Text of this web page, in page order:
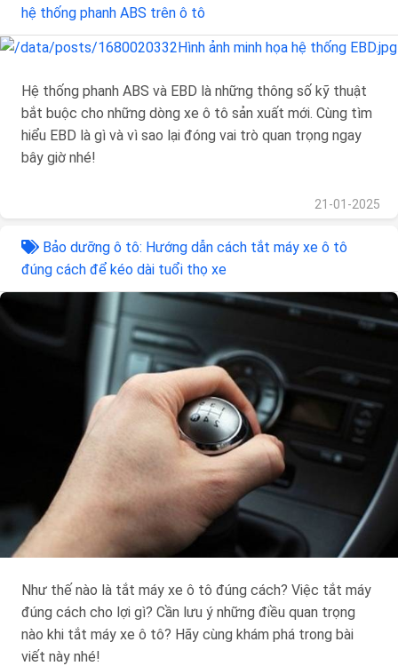
hệ thống phanh ABS trên ô tô
Hệ thống phanh ABS và EBD là những thông số kỹ thuật
bắt buộc cho những dòng xe ô tô sản xuất mới. Cùng tìm
hiểu EBD là gì và vì sao lại đóng vai trò quan trọng ngay
bây giờ nhé!
21-01-2025
Bảo dưỡng ô tô: Hướng dẫn cách tắt máy xe ô tô
đúng cách để kéo dài tuổi thọ xe
Như thế nào là tắt máy xe ô tô đúng cách? Việc tắt máy
đúng cách cho lợi gì? Cần lưu ý những điều quan trọng
nào khi tắt máy xe ô tô? Hãy cùng khám phá trong bài
viết này nhé!